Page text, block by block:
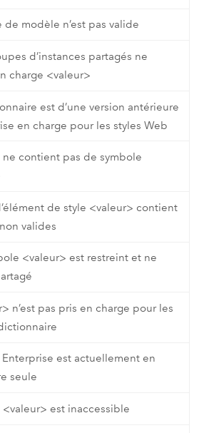
modèle n’est pas valide
d’instances partagés ne
charge <valeur>
est d’une version antérieure
en charge pour les styles Web
contient pas de symbole
de style <valeur> contient
valides
<valeur> est restreint et ne
n’est pas pris en charge pour les
Enterprise est actuellement en
seule
est inaccessible